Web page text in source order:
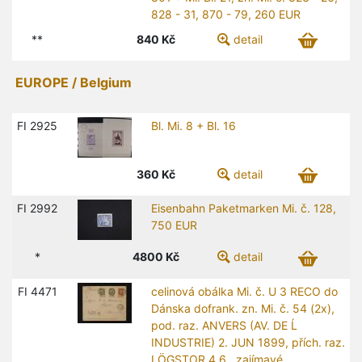
828 - 31, 870 - 79, 260 EUR
**
840 Kč detail
EUROPE / Belgium
FI 2925 Bl. Mi. 8 + Bl. 16
360 Kč detail
FI 2992
Eisenbahn Paketmarken Mi. č. 128,
750 EUR
* 4800 Kč detail
FI 4471
celinová obálka Mi. č. U 3 RECO do
Dánska dofrank. zn. Mi. č. 54 (2x),
pod. raz. ANVERS (AV. DE Ĺ
INDUSTRIE) 2. JUN 1899, přích. raz.
LÖGSTOR 4.6., zajímavé